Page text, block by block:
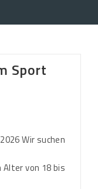
Sport
Wir suchen
von 18 bis